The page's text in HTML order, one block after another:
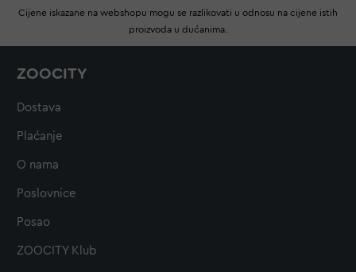
Cijene iskazane na webshopu mogu se razlikovati u odnosu na cijene istih
proizvoda u dućanima.
ZOOCITY
Dostava
Plaćanje
O nama
Poslovnice
Posao
ZOOCITY Klub